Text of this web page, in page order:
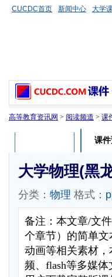
CUCDC首页 新闻中心 大学
高等教育资讯网 > 阅读频道 > 课
课
大学物理(黑
分类： 物理 格式：
备注：本文章/文
个章节）的简单
动画等相关素材
频、flash等多媒